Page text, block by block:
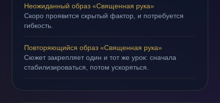
Неожиданный образ «Священная рука»
Скоро проявится скрытый фактор, и потребуется
гибкость.
Повторяющийся образ «Священная рука»
Сюжет закрепляет один и тот же урок: сначала
стабилизироваться, потом ускоряться.